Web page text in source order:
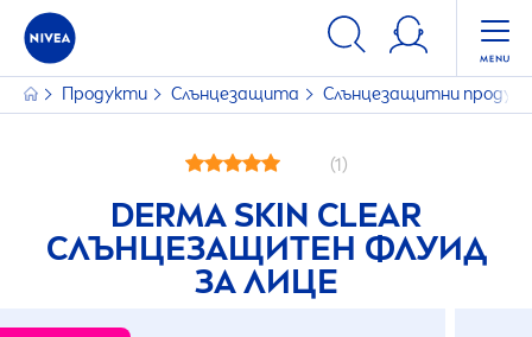
Продукти Слънцезащита Слънцезащитни
(1)
DERMASKIN CLEAR
СЛЪНЦЕЗАЩИТЕН ФЛУИД
ЗА ЛИЦЕ